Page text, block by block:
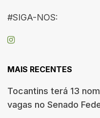
#SIGA-NOS:
MAIS RECENTES
Tocantins terá 13
vagas no Senado